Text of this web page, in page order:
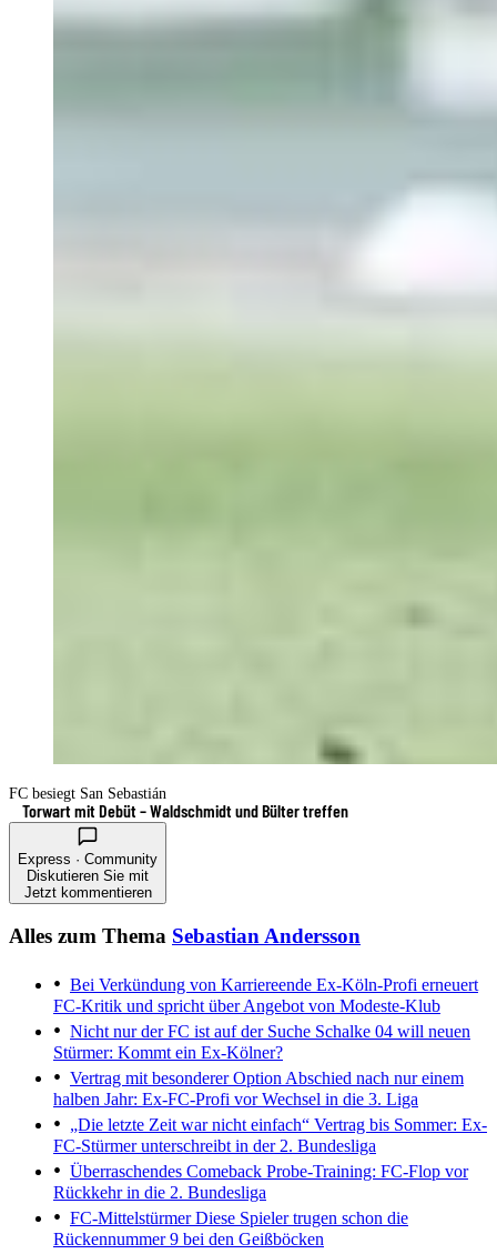
FC besiegt San Sebastián
Torwart mit Debüt – Waldschmidt und Bülter treffen
Express · Community
Diskutieren Sie mit
Jetzt kommentieren
Alles zum Thema Sebastian Andersson
Bei Verkündung von Karriereende Ex-Köln-Profi erneuert
FC-Kritik und spricht über Angebot von Modeste-Klub
Nicht nur der FC ist auf der Suche Schalke 04 will neuen
Stürmer: Kommt ein Ex-Kölner?
Vertrag mit besonderer Option Abschied nach nur einem
halben Jahr: Ex-FC-Profi vor Wechsel in die 3. Liga
„Die letzte Zeit war nicht einfach“ Vertrag bis Sommer: Ex-
FC-Stürmer unterschreibt in der 2. Bundesliga
Überraschendes Comeback Probe-Training: FC-Flop vor
Rückkehr in die 2. Bundesliga
FC-MittelstürmerDiese Spieler trugen schon die
Rückennummer 9 bei den Geißböcken